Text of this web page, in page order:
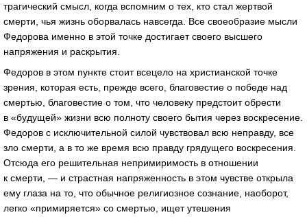
трагический смысл, когда вспомним о тех, кто стал жертвой
смерти, чья жизнь оборвалась навсегда. Все своеобразие мысли
Федорова именно в этой точке достигает своего высшего
напряжения и раскрытия.
Федоров в этом пункте стоит всецело на христианской точке
зрения, которая есть, прежде всего, благовестие о победе над
смертью, благовестие о том, что человеку предстоит обрести
в «будущей» жизни всю полноту своего бытия через воскресение.
Федоров с исключительной силой чувствовал всю неправду, все
зло смерти, а в то же время всю правду грядущего воскресения.
Отсюда его решительная непримиримость в отношении
к смерти, — и страстная напряженность в этом чувстве открыла
ему глаза на то, что обычное религиозное сознание, наоборот,
легко «примиряется» со смертью, ищет утешения